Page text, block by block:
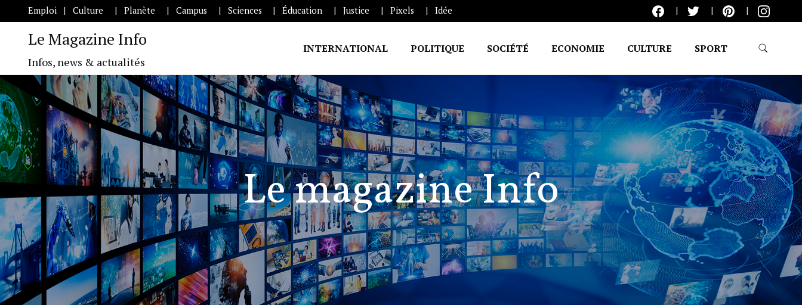
Emploi Culture Planète Campus Sciences Éducation Justice Pixels Idée
Le Magazine Info
Infos, news & actualités
INTERNATIONAL POLITIQUE SOCIÉTÉ ECONOMIE CULTURE SPORT
Le magazine Info